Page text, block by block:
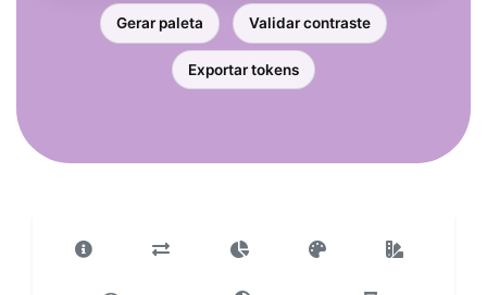
Gerar paleta Validar contraste
Exportar tokens